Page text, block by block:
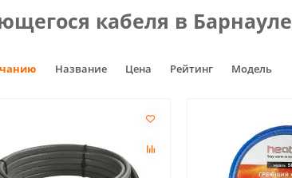
кабеля в Барнауле
Название Цена Рейтинг Модель